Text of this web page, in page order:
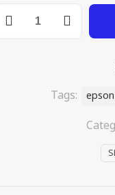
EcoTank
Tags: epson